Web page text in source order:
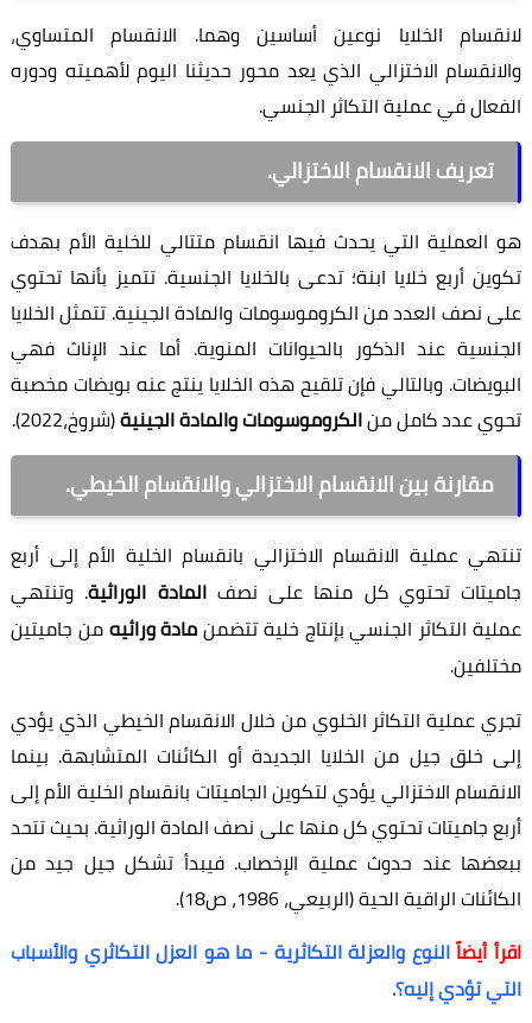
لانقسام الخلايا نوعين أساسين وهما. الانقسام المتساوي،
والانقسام الاختزالي الذي يعد محور حديثنا اليوم لأهميته ودوره
الفعال في عملية التكاثر الجنسي.
تعريف الانقسام الاختزالي.
هو العملية التي يحدث فيها انقسام متتالي للخلية الأم بهدف
تكوين أربع خلايا ابنة؛ تدعى بالخلايا الجنسية. تتميز بأنها تحتوي
على نصف العدد من الكروموسومات والمادة الجينية. تتمثل الخلايا
الجنسية عند الذكور بالحيوانات المنوية. أما عند الإناث فهي
البويضات. وبالتالي فإن تلقيح هذه الخلايا ينتج عنه بويضات مخصبة
تحوي عدد كامل منالكروموسومات والمادة الجينية(شروخ،2022).
مقارنة بين الانقسام الاختزالي والانقسام الخيطي.
تنتهي عملية الانقسام الاختزالي بانقسام الخلية الأم إلى أربع
جاميتات تحتوي كل منها على نصفالمادة الوراثية. وتنتهي
عملية التكاثر الجنسي بإنتاج خلية تتضمنمادة وراثيهمن جاميتين
مختلفين.
تجري عملية التكاثر الخلوي من خلال الانقسام الخيطي الذي يؤدي
إلى خلق جيل من الخلايا الجديدة أو الكائنات المتشابهة. بينما
الانقسام الاختزالي يؤدي لتكوين الجاميتات بانقسام الخلية الأم إلى
أربع جاميتات تحتوي كل منها على نصف المادة الوراثية. بحيث تتحد
ببعضها عند حدوث عملية الإخصاب. فيبدأ تشكل جيل جيد من
الكائنات الراقية الحية (الربيعي، 1986، ص18).
اقرأ أيضاًالنوع والعزلة التكاثرية - ما هو العزل التكاثري والأسباب
التي تؤدي إليه؟.